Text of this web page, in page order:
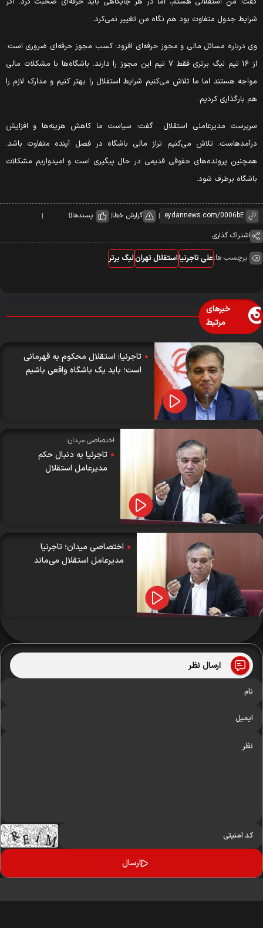
جدول متفاوت بود هم نگاه من تغییر نمی‌کرد.
درباره مسائل مالی و مجوز حرفه‌ای افزود: کسب مجوز حرفه‌ای ضروری است.
از ۱۶ تیم لیگ برتری فقط ۷ تیم این مجوز را دارند. باشگاه‌ها با مشکلات مالی
هستند اما ما تلاش می‌کنیم شرایط استقلال را بهتر کنیم و مدارک لازم را
بارگذاری کردیم.
مدیرعاملی استقلال گفت: سیاست ما کاهش هزینه‌ها و افزایش
تلاش می‌کنیم تراز مالی باشگاه در فصل آینده متفاوت باشد.
پرونده‌های حقوقی قدیمی در حال پیگیری است و امیدواریم مشکلات
برطرف شود.
گزارش خطا پسندها0
اشتراک گذاری
برچسب ها:علی تاجرنیااستقلال تهرانلیگ برتر
خبرهای
مرتبط
تاجرنیا: استقلال محکوم به قهرمانی
است؛ باید یک باشگاه واقعی باشیم
اختصاصی میدان؛
تاجرنیا به دنبال حکم
مدیرعامل استقلال
اختصاصی میدان؛ تاجرنیا
مدیرعامل استقلال می‌ماند
ارسال نظر